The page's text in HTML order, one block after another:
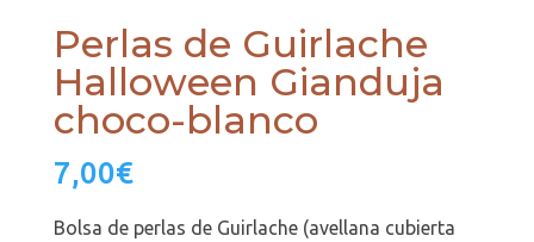
Perlas de Guirlache
Halloween Gianduja
choco-blanco
7,00€
Bolsa de perlas de Guirlache (avellana cubierta